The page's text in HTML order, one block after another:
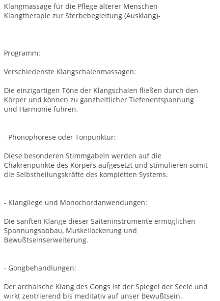
Klangmassage für die Pflege älterer Menschen
Klangtherapie zur Sterbebegleitung (Ausklang)-
Programm:
Verschiedenste Klangschalenmassagen:
Die einzigartigen Töne der Klangschalen fließen durch den
Körper und können zu ganzheitlicher Tiefenentspannung
und Harmonie führen.
- Phonophorese oder Tonpunktur:
Diese besonderen Stimmgabeln werden auf die
Chakrenpunkte des Körpers aufgesetzt und stimulieren somit
die Selbstheilungskräfte des kompletten Systems.
- Klangliege und Monochordanwendungen:
Die sanften Klänge dieser Saiteninstrumente ermöglichen
Spannungsabbau, Muskellockerung und
Bewußtseinserweiterung.
- Gongbehandlungen:
Der archaische Klang des Gongs ist der Spiegel der Seele und
wirkt zentrierend bis meditativ auf unser Bewußtsein.